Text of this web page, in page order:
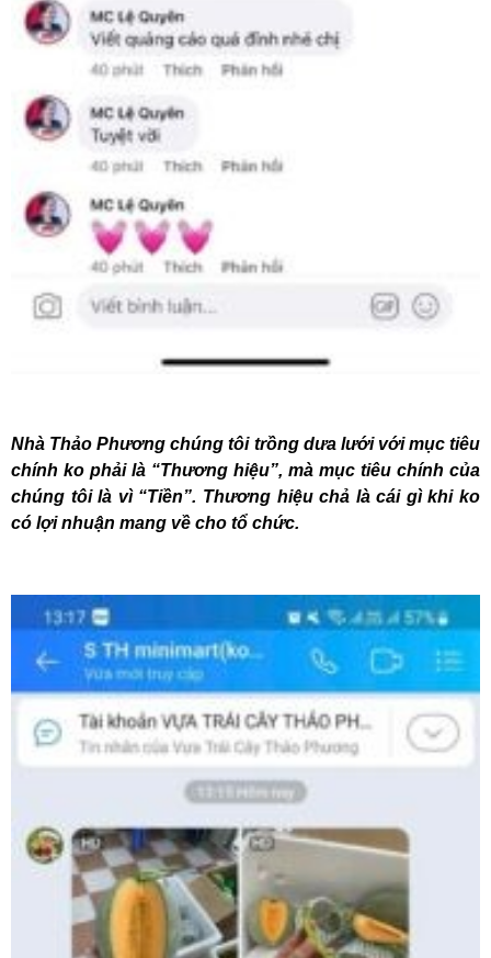
Nhà Thảo Phương chúng tôi trồng dưa lưới với mục tiêu
chính ko phải là “Thương hiệu”, mà mục tiêu chính của
chúng tôi là vì “Tiền”. Thương hiệu chả là cái gì khi ko
có lợi nhuận mang về cho tổ chức.